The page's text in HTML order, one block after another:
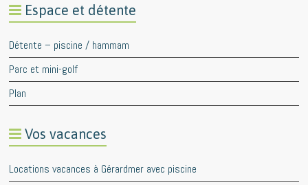
Espace et détente
Détente – piscine / hammam
Parc et mini-golf
Plan
Vos vacances
Locations vacances à Gérardmer avec piscine